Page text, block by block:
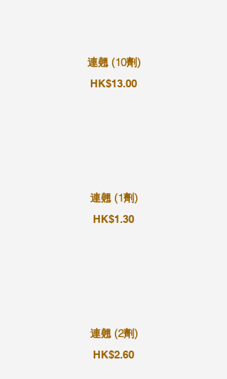
連翹 (10劑)
HK$13.00
連翹 (1劑)
HK$1.30
連翹 (2劑)
HK$2.60